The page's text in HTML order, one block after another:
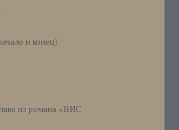
и конец)
из романа «ВИС